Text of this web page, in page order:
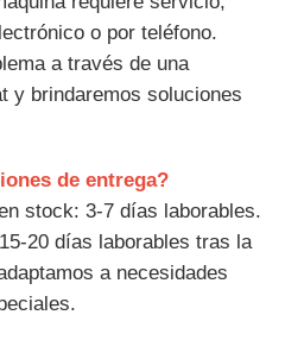
o por teléfono.
a través de una
y brindaremos soluciones
de entrega?
stock: 3-7 días laborables.
20 días laborables tras la
a necesidades